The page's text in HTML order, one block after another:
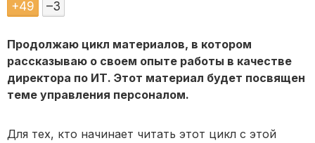
+49 –3
Продолжаю цикл материалов, в котором
рассказываю о своем опыте работы в качестве
директора по ИТ. Этот материал будет посвящен
теме управления персоналом.
Для тех, кто начинает читать этот цикл с этой